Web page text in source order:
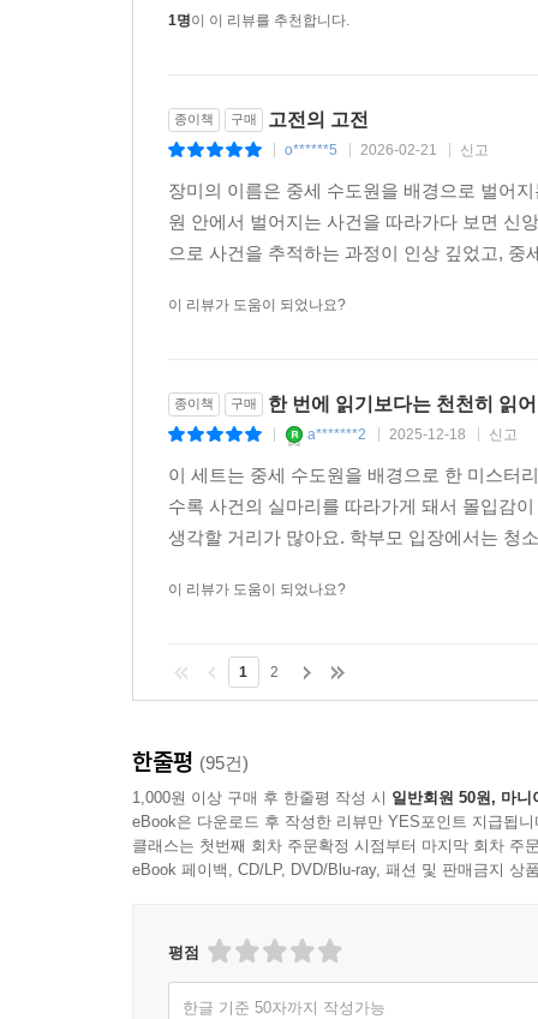
1명이 이 리뷰를 추천합니다.
종이책 구매 고전의 고전
o******5 2026-02-21 신고
장미의 이름은 중세 수도원을 배경으로 벌어
원 안에서 벌어지는 사건을 따라가다 보면 신
으로 사건을 추적하는 과정이 인상 깊었고,
이 리뷰가 도움이 되었나요?
종이책 구매 한 번에 읽기보다는 천천히 읽
a*******2 2025-12-18 신고
이 세트는 중세 수도원을 배경으로 한 미스터
수록 사건의 실마리를 따라가게 돼서 몰입감
생각할 거리가 많아요. 학부모 입장에서는 청
이 리뷰가 도움이 되었나요?
1 2
한줄평 (95건)
1,000원 이상 구매 후 한줄평 작성 시 일반회원 50원, 마니
eBook은 다운로드 후 작성한 리뷰만 YES포인트 지급됩니
클래스는 첫번째 회차 주문확정 시점부터 마지막 회차 주
eBook 페이백, CD/LP, DVD/Blu-ray, 패션 및 판매금지 상
평점
한글 기준 50자까지 작성가능